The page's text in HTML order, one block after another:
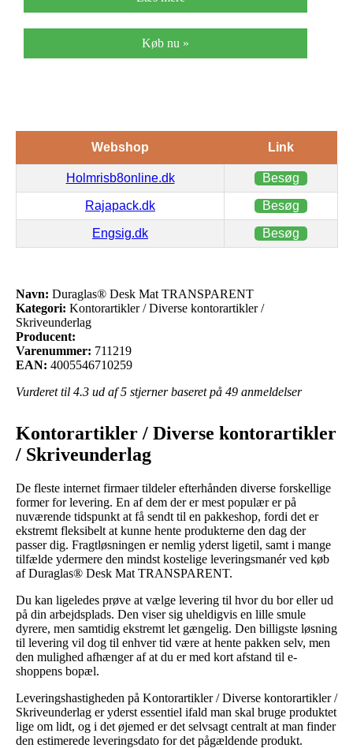
Køb nu »
Webshop Link
Holmrisb8online.dk Besøg
Rajapack.dk Besøg
Engsig.dk Besøg
Navn: Duraglas® Desk Mat TRANSPARENT
Kategori: Kontorartikler / Diverse kontorartikler /
Skriveunderlag
Producent:
Varenummer: 711219
EAN: 4005546710259
Vurderet til 4.3 ud af 5 stjerner baseret på 49 anmeldelser
Kontorartikler / Diverse kontorartikler
/ Skriveunderlag
De fleste internet firmaer tildeler efterhånden diverse forskellige
former for levering. En af dem der er mest populær er på
nuværende tidspunkt at få sendt til en pakkeshop, fordi det er
ekstremt fleksibelt at kunne hente produkterne den dag der
passer dig. Fragtløsningen er nemlig yderst ligetil, samt i mange
tilfælde ydermere den mindst kostelige leveringsmanér ved køb
af Duraglas® Desk Mat TRANSPARENT.
Du kan ligeledes prøve at vælge levering til hvor du bor eller ud
på din arbejdsplads. Den viser sig uheldigvis en lille smule
dyrere, men samtidig ekstremt let gængelig. Den billigste løsning
til levering vil dog til enhver tid være at hente pakken selv, men
den mulighed afhænger af at du er med kort afstand til e-
shoppens bopæl.
Leveringshastigheden på Kontorartikler / Diverse kontorartikler /
Skriveunderlag er yderst essentiel ifald man skal bruge produktet
lige om lidt, og i det øjemed er det selvsagt centralt at man finder
den estimerede leveringsdato for det pågældende produkt.